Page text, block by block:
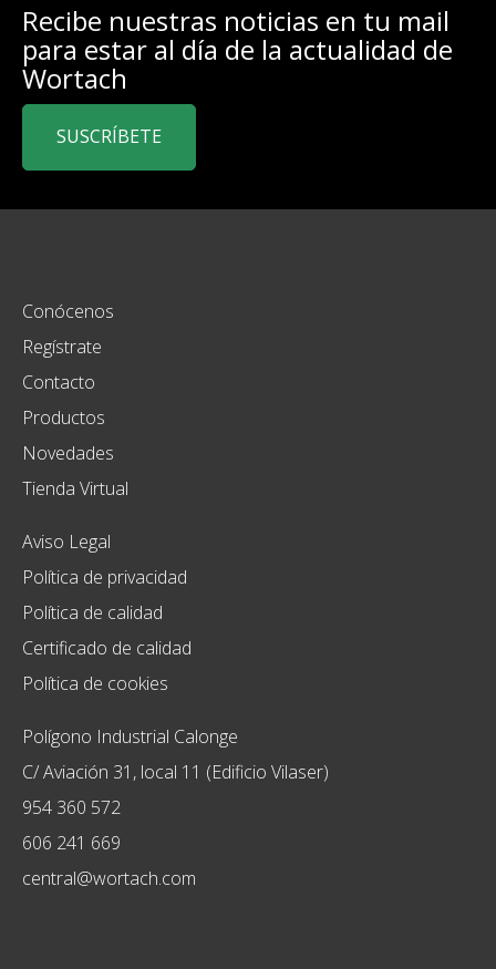
Recibe nuestras noticias en tu mail
para estar al día de la actualidad de
Wortach
SUSCRÍBETE
Conócenos
Regístrate
Contacto
Productos
Novedades
Tienda Virtual
Aviso Legal
Política de privacidad
Política de calidad
Certificado de calidad
Política de cookies
Polígono Industrial Calonge
C/ Aviación 31, local 11 (Edificio Vilaser)
954 360 572
606 241 669
central@wortach.com